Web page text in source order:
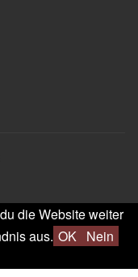
die Website weiter
aus. OK Nein